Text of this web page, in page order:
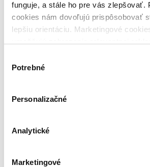
funguje, a stále ho pre vás zlepšovať.
cookies nám dovoľujú prispôsobovať
lepšiu orientáciu. Marketingové
keby sme mohli používať všetky tieto
súhlasu
Potrebné
Personalizačné
Analytické
Marketingové